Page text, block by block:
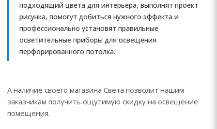
подходящий цвета для интерьера, выполнят проект
рисунка, помогут добиться нужного эффекта и
профессионально установят правильные
осветительные приборы для освещения
перфорированного потолка.
А наличие своего магазина Света позволит нашим
заказчикам получить ощутимую скидку на освещение
помещения.